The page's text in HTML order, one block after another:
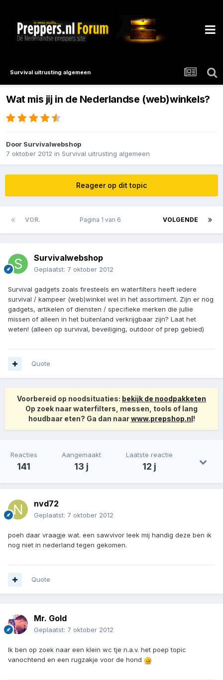
Survival uitrusting algemeen
Wat mis jij in de Nederlandse (web)winkels?
Door Survivalwebshop
7 oktober 2012 in Survival uitrusting algemeen
Reageer op dit topic
VOR. VOLGENDE
Pagina 1 van 6
Survivalwebshop
Geplaatst: 7 oktober 2012
Survival gadgets zoals firesteels en waterfilters heeft iedere
survival / kampeer (web)winkel wel in het assortiment. Zijn er nog
gadgets, artikelen of diensten / specifieke merken die jullie
missen of alleen in het buitenland verkrijgbaar zijn? Laat het
weten! (alleen op survival, beveiliging, outdoor of prep gebied)
Quote
Voorbereid op noodsituaties: bekijk de noodpakketen
Op zoek naar waterfilters, messen, tools of lang
houdbaar eten? Ga dan naarwww.prepshop.nl!
Reacties
141
Aangemaakt
13 j
Laatste reactie
12 j
nvd72
Geplaatst: 7 oktober 2012
poeh daar vraagje wat. een sawvivor leek mij handig deze ben ik
nog niet in nederland tegen gekomen.
Quote
Mr. Gold
Geplaatst: 7 oktober 2012
Ik ben op zoek naar een klein wc tje n.a.v. het poep topic
vanochtend en een rugzakje voor de hond